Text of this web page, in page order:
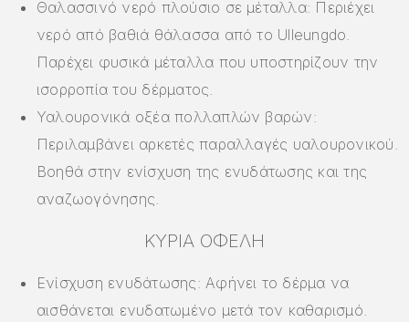
Θαλασσινό νερό πλούσιο σε μέταλλα: Περιέχει
νερό από βαθιά θάλασσα από το Ulleungdo.
Παρέχει φυσικά μέταλλα που υποστηρίζουν την
ισορροπία του δέρματος.
Υαλουρονικά οξέα πολλαπλών βαρών:
Περιλαμβάνει αρκετές παραλλαγές υαλουρονικού.
Βοηθά στην ενίσχυση της ενυδάτωσης και της
αναζωογόνησης.
ΚΎΡΙΑ ΟΦΈΛΗ
Ενίσχυση ενυδάτωσης: Αφήνει το δέρμα να
αισθάνεται ενυδατωμένο μετά τον καθαρισμό.